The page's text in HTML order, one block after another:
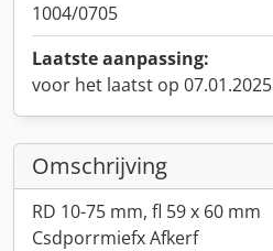
1004/0705
Laatste aanpassing:
voor het laatst op 07.01.2025
Omschrijving
RD 10-75 mm, fl 59 x 60 mm
Csdporrmiefx Afkerf